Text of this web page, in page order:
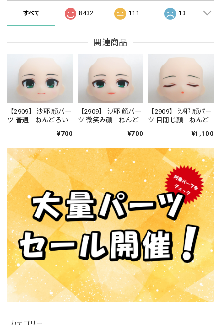
カテゴリー
すべて 8432 111 13
関連商品
【2909】 沙耶 顔パー
ツ 普通 ねんどろい
¥700
【2909】 沙耶 顔パー
ツ 微笑み顔 ねんど
¥700
【2909】 沙耶 顔パー
ツ 目閉じ顔 ねんど
¥1,100